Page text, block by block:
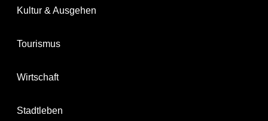
Kultur & Ausgehen
Tourismus
Wirtschaft
Stadtleben